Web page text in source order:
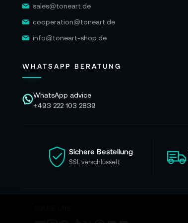
sales@toneart.de
cooperation@toneart.de
info@toneart-shop.de
WHATSAPP BERATUNG
WhatsApp advice
+493 222 103 2839
Sichere Bestellung
SSL verschlüsselt